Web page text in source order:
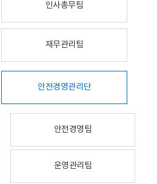
인사총무팀
재무관리팀
안전경영관리단
안전경영팀
운영관리팀